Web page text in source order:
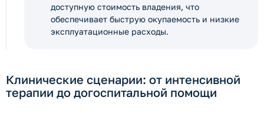
доступную стоимость владения, что
обеспечивает быструю окупаемость и низкие
эксплуатационные расходы.
Клинические сценарии: от интенсивной
терапии до догоспитальной помощи